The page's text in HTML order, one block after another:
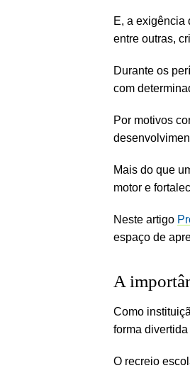
E, a exigência
entre outras,
Durante os
com
Por motivos
Mais do que
motor e
Neste artigo
espaço de
A
Como
forma
O recreio